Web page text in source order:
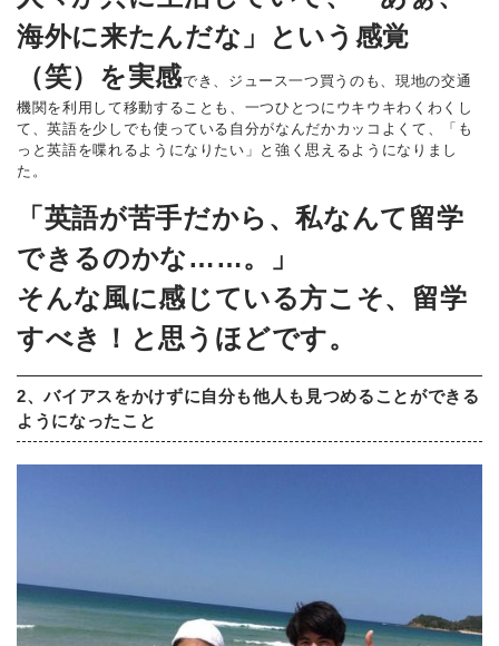
海外に来たんだな」という感覚
（笑）を実感でき、ジュース一つ買うのも、現地の交通
機関を利用して移動することも、一つひとつにウキウキわくわくし
て、英語を少しでも使っている自分がなんだかカッコよくて、「も
っと英語を喋れるようになりたい」と強く思えるようになりまし
た。
「英語が苦手だから、私なんて留学
できるのかな……。」
そんな風に感じている方こそ、留学
すべき！と思うほどです。
2、バイアスをかけずに自分も他人も見つめることができる
ようになったこと